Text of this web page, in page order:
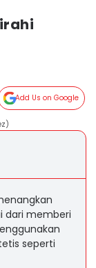
Add Us on Google
dari memberi
seperti